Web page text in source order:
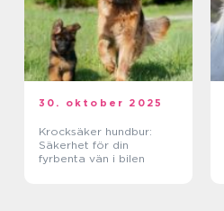
30. oktober 2025
Krocksäker hundbur:
Säkerhet för din
fyrbenta vän i bilen